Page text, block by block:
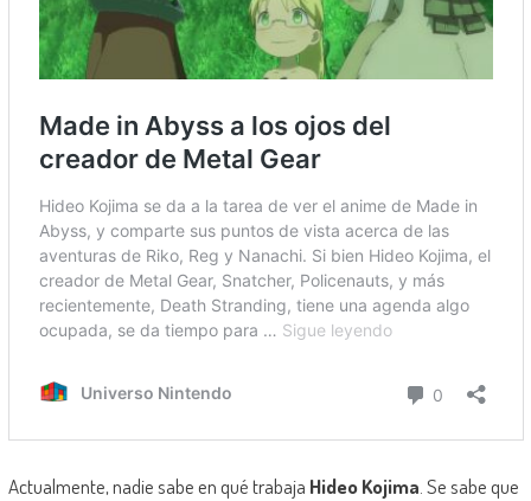
Actualmente, nadie sabe en qué trabaja Hideo Kojima . Se sabe que